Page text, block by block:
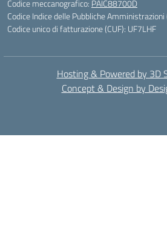
Codice meccanografico: PAIC88700D
Codice Indice delle Pubbliche
Codice unico di fatturazione (CUF): UF7LHF
Hosting & Powered by 3D
Concept & Design by